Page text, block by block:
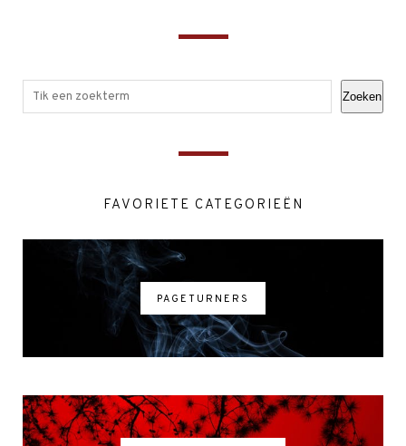
Zoeken
FAVORIETE CATEGORIEËN
PAGETURNERS